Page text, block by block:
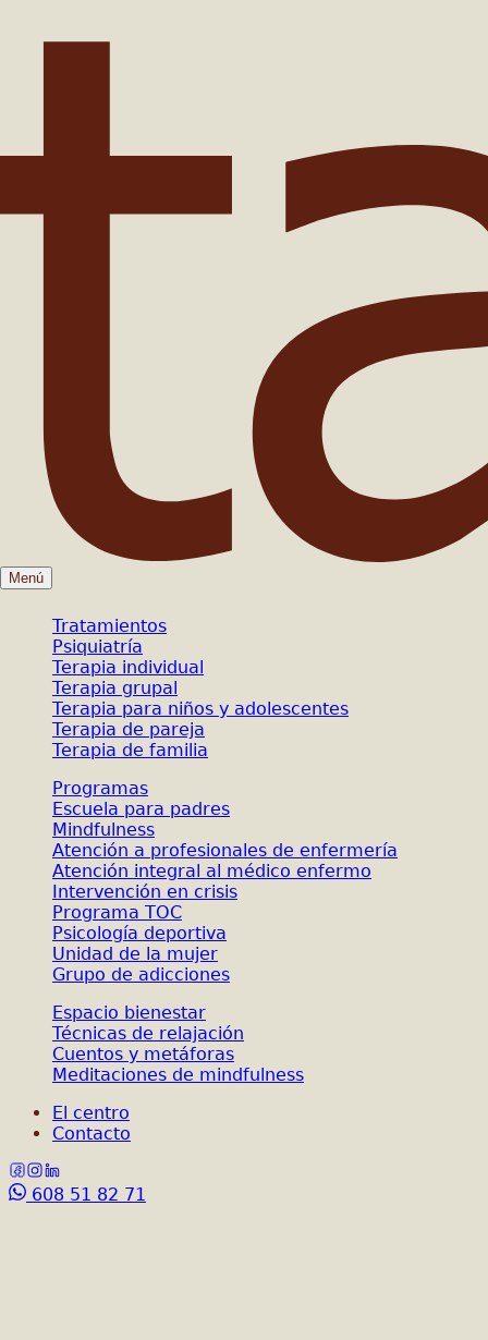
Menú
Tratamientos
Psiquiatría
Terapia individual
Terapia grupal
Terapia para niños y adolescentes
Terapia de pareja
Terapia de familia
Programas
Escuela para padres
Mindfulness
Atención a profesionales de enfermería
Atención integral al médico enfermo
Intervención en crisis
Programa TOC
Psicología deportiva
Unidad de la mujer
Grupo de adicciones
Espacio bienestar
Técnicas de relajación
Cuentos y metáforas
Meditaciones de mindfulness
El centro
Contacto
608 51 82 71